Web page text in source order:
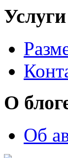
Услуги
О
Об